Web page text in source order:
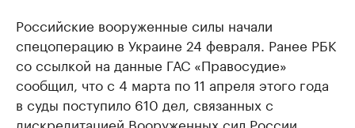
Российские вооруженные силы начали
спецоперацию в Украине 24 февраля. Ранее РБК
со ссылкой на данные ГАС «Правосудие»
сообщил, что с 4 марта по 11 апреля этого года
в суды поступило 610 дел, связанных с
дискредитацией Вооруженных сил России.